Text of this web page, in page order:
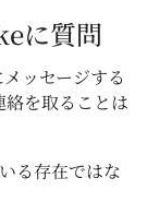
に質問
ッセージする
を取ることは
る存在ではな